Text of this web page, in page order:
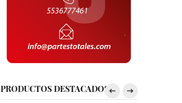
PRODUCTOS DESTACADOS